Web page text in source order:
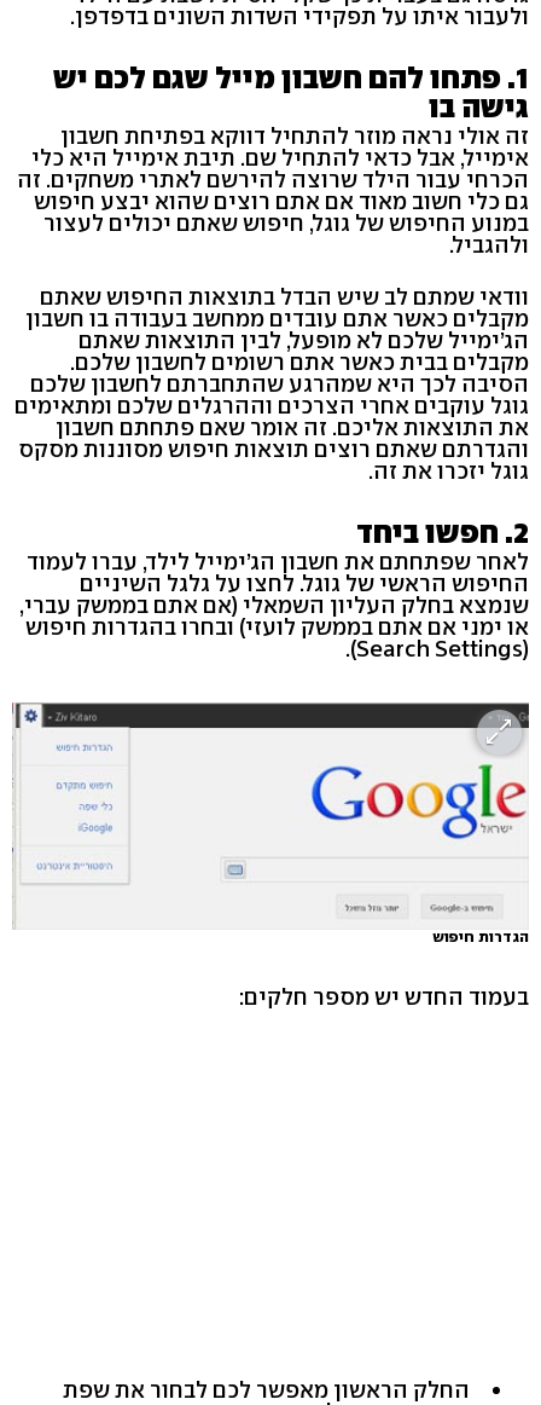
ולעבור איתו על תפקידי השדות השונים בדפדפן.
1. פתחו להם חשבון מייל שגם לכם יש
גישה בו
זה אולי נראה מוזר להתחיל דווקא בפתיחת חשבון
אימייל, אבל כדאי להתחיל שם. תיבת אימייל היא כלי
הכרחי עבור הילד שרוצה להירשם לאתרי משחקים. זה
גם כלי חשוב מאוד אם אתם רוצים שהוא יבצע חיפוש
במנוע החיפוש של גוגל, חיפוש שאתם יכולים לעצור
ולהגביל.
וודאי שמתם לב שיש הבדל בתוצאות החיפוש שאתם
מקבלים כאשר אתם עובדים ממחשב בעבודה בו חשבון
הג’ימייל שלכם לא מופעל, לבין התוצאות שאתם
מקבלים בבית כאשר אתם רשומים לחשבון שלכם.
הסיבה לכך היא שמהרגע שהתחברתם לחשבון שלכם
גוגל עוקבים אחרי הצרכים וההרגלים שלכם ומתאימים
את התוצאות אליכם. זה אומר שאם פתחתם חשבון
והגדרתם שאתם רוצים תוצאות חיפוש מסוננות מסקס
גוגל יזכרו את זה.
2. חפשו ביחד
לאחר שפתחתם את חשבון הג’ימייל לילד, עברו לעמוד
החיפוש הראשי של גוגל. לחצו על גלגל השיניים
שנמצא בחלק העליון השמאלי (אם אתם בממשק עברי,
או ימני אם אתם בממשק לועזי) ובחרו בהגדרות חיפוש
(Search Settings).
הגדרות חיפוש
בעמוד החדש יש מספר חלקים:
החלק הראשון מאפשר לכם לבחור את שפת